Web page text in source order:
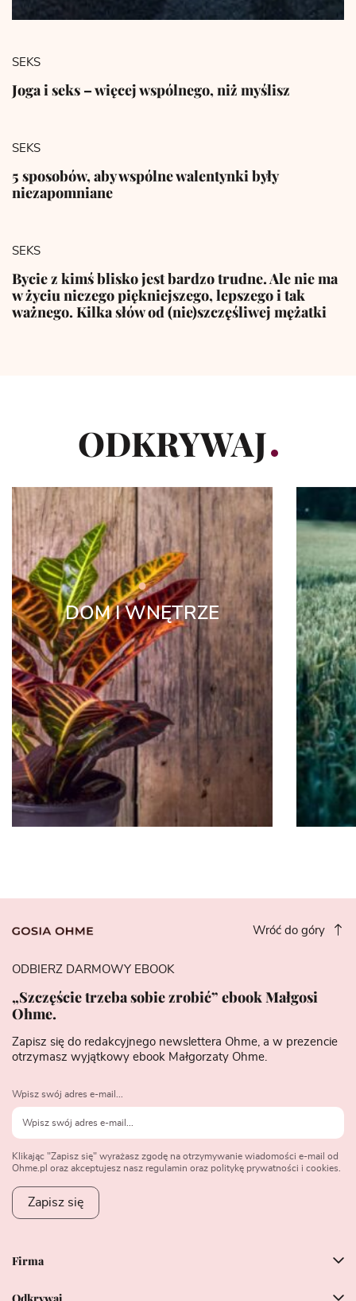
SEKS
Joga i seks – więcej wspólnego, niż myślisz
SEKS
5 sposobów, aby wspólne walentynki były
niezapomniane
SEKS
Bycie z kimś blisko jest bardzo trudne. Ale nie ma
w życiu niczego piękniejszego, lepszego i tak
ważnego. Kilka słów od (nie)szczęśliwej mężatki
ODKRYWAJ
DOM I WNĘTRZE
Wróć do góry
Firma
ODBIERZ DARMOWY EBOOK
„Szczęście trzeba sobie zrobić” ebook Małgosi
Ohme.
Zapisz się do redakcyjnego newslettera Ohme, a w prezencie
otrzymasz wyjątkowy ebook Małgorzaty Ohme.
Wpisz swój adres e-mail...
Klikając "Zapisz się" wyrażasz zgodę na otrzymywanie wiadomości e-mail od
Ohme.pl oraz akceptujesz nasz regulamin oraz politykę prywatności i cookies.
Zapisz się